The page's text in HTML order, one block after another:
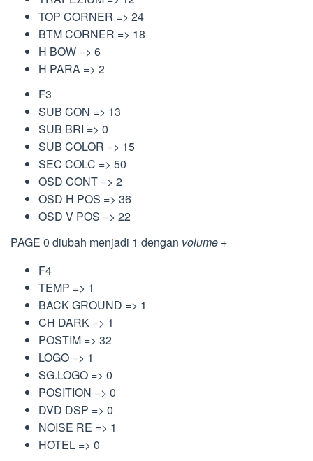
TOP CORNER => 24
BTM CORNER => 18
H BOW => 6
H PARA => 2
F3
SUB CON => 13
SUB BRI => 0
SUB COLOR => 15
SEC COLC => 50
OSD CONT => 2
OSD H POS => 36
OSD V POS => 22
PAGE 0 diubah menjadi 1 dengan volume +
F4
TEMP => 1
BACK GROUND => 1
CH DARK => 1
POSTIM => 32
LOGO => 1
SG.LOGO => 0
POSITION => 0
DVD DSP => 0
NOISE RE => 1
HOTEL => 0